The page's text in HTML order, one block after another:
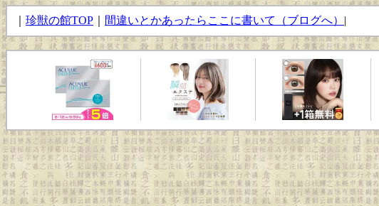
珍獣の館TOP 間違いとかあったらここに書いて（ブログへ） |